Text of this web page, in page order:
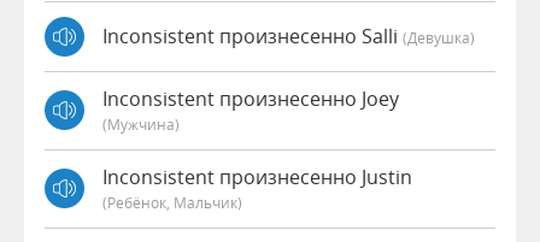
Inconsistent произнесенно Salli (девушка)
Inconsistent произнесенно Joey
(мужчина)
Inconsistent произнесенно Justin
(Ребёнок, Мальчик)